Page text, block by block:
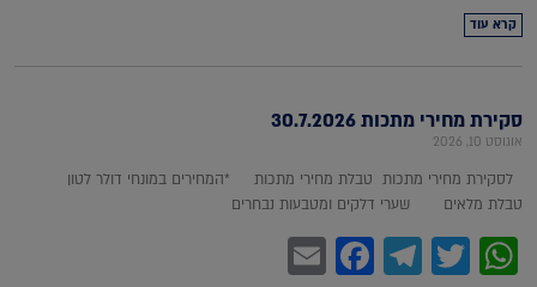
קרא עוד
סקירת מחירי מתכות 30.7.2026
אוגוסט 10, 2026
לסקירת מחירי מתכות טבלת מחירי מתכות *המחירים במונחי דולר לטון
טבלת מלאים שערי דלקים ומטבעות נבחרים
WhatsApp
Twitter
Telegram
Facebook